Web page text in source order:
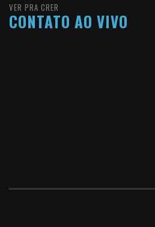
VER PRA CRER
CONTATO AO VIVO